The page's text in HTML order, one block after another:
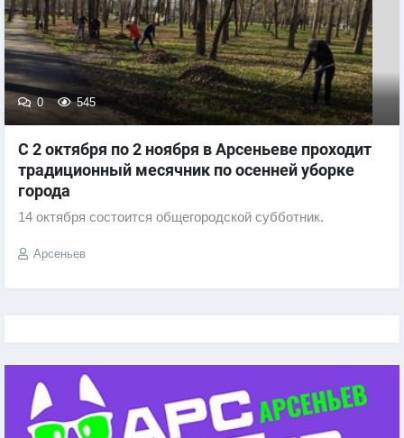
0 545
С 2 октября по 2 ноября в Арсеньеве проходит
традиционный месячник по осенней уборке
города
14 октября состоится общегородской субботник.
Арсеньев